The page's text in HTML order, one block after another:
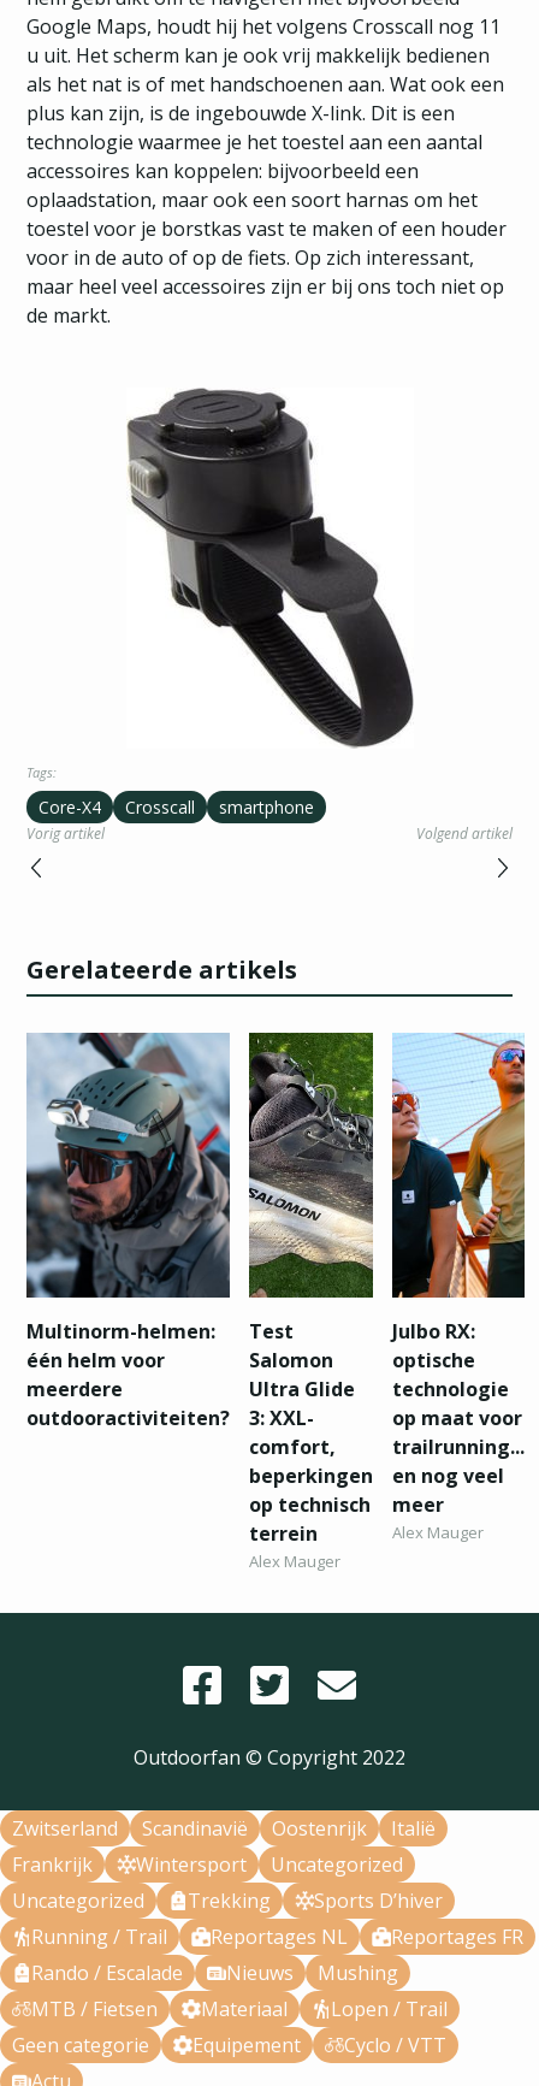
Google Maps, houdt hij het volgens Crosscall nog 11
u uit. Het scherm kan je ook vrij makkelijk bedienen
als het nat is of met handschoenen aan. Wat ook een
plus kan zijn, is de ingebouwde X-link. Dit is een
technologie waarmee je het toestel aan een aantal
accessoires kan koppelen: bijvoorbeeld een
oplaadstation, maar ook een soort harnas om het
toestel voor je borstkas vast te maken of een houder
voor in de auto of op de fiets. Op zich interessant,
maar heel veel accessoires zijn er bij ons toch niet op
de markt.
Tags:
Core-X4 Crosscall smartphone
Vorig artikel Volgend artikel
Gerelateerde artikels
Multinorm-helmen:
één helm voor
meerdere
outdooractiviteiten?
Test
Salomon
Ultra Glide
3: XXL-
comfort,
beperkingen
op technisch
terrein
Alex Mauger
Julbo RX:
optische
technologie
op maat voor
trailrunning...
en nog veel
meer
Alex Mauger
Outdoorfan © Copyright 2022
Zwitserland Scandinavië Oostenrijk
Italië
Frankrijk
Wintersport
Uncategorized
Uncategorized
Trekking
Sports D’hiver
Running / Trail
Reportages NL
Reportages FR
Rando / Escalade
Nieuws
Mushing
MTB / Fietsen
Materiaal
Lopen / Trail
Geen categorie
Equipement
Cyclo / VTT